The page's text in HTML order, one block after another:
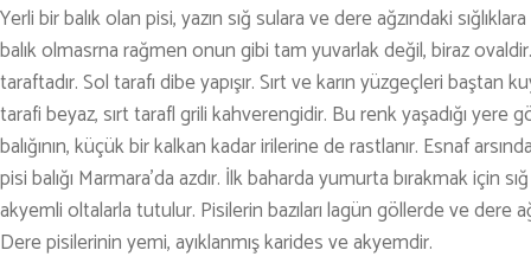
Yerli bir balık olan pisi, yazın sığ sulara ve dere ağzındaki
balık olmasrna rağmen onun gibi tam yuvarlak değil, biraz ovaldir.
taraftadır. Sol tarafı dibe yapışır. Sırt ve karın yüzgeçleri baştan
tarafi beyaz, sırt tarafl grili kahverengidir. Bu renk yaşadığı yere
balığının, küçük bir kalkan kadar irilerine de rastlanır. Esnaf
pisi balığı Marmara’da azdır. İlk baharda yumurta bırakmak için
akyemli oltalarla tutulur. Pisilerin bazıları lagün göllerde ve dere
Dere pisilerinin yemi, ayıklanmış karides ve akyemdir.